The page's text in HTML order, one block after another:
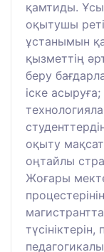
қамтиды.
оқытушы
ұстанымын
қызметтің
беру
іске
оқыту
оңтайлы
Жоғары